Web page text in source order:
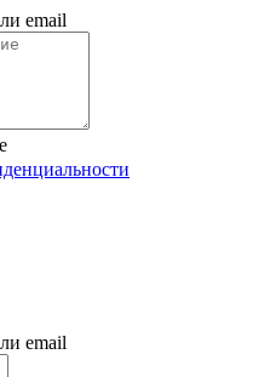
email
email